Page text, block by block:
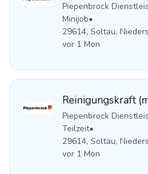
Piepenbrock
Minijob•
29614, Soltau,
vor 1 Mon
Reinigungskraft
Piepenbrock
Teilzeit•
29614, Soltau,
vor 1 Mon